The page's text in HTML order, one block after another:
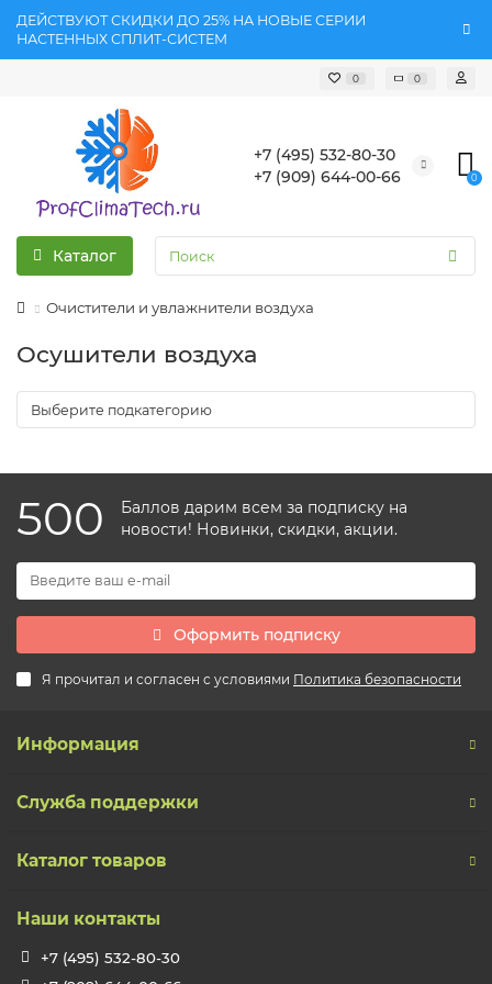
ДЕЙСТВУЮТ СКИДКИ ДО 25% НА НОВЫЕ СЕРИИ
НАСТЕННЫХ СПЛИТ-СИСТЕМ
0 0
+7 (495) 532-80-30
+7 (909) 644-00-66
0
Каталог
Очистители и увлажнители воздуха
Осушители воздуха
500
Баллов дарим всем за подписку на
новости! Новинки, скидки, акции.
Оформить подписку
Я прочитал и согласен с условиями Политика безопасности
Информация
Служба поддержки
Каталог товаров
Наши контакты
+7 (495) 532-80-30